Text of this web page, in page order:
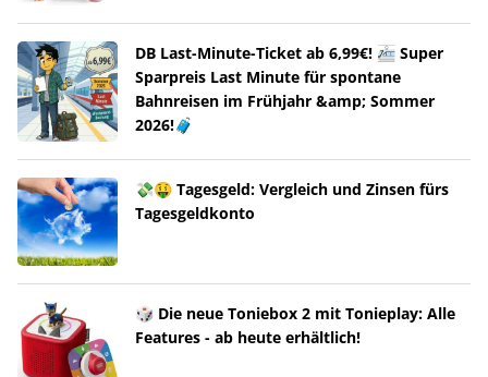
DB Last-Minute-Ticket ab 6,99€! 🚈 Super
Sparpreis Last Minute für spontane
Bahnreisen im Frühjahr &amp; Sommer
2026!🧳
💸🤑 Tagesgeld: Vergleich und Zinsen fürs
Tagesgeldkonto
🎲 Die neue Toniebox 2 mit Tonieplay: Alle
Features - ab heute erhältlich!